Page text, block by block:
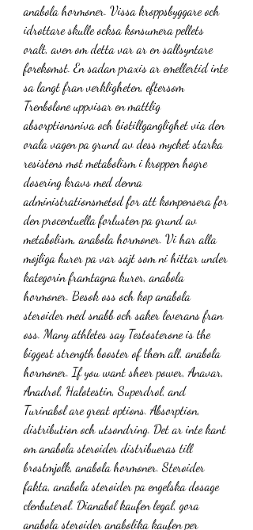
anabola hormoner. Vissa kroppsbyggare och
idrottare skulle ocksa konsumera pellets
oralt, aven om detta var ar en sallsyntare
forekomst. En sadan praxis ar emellertid inte
sa langt fran verkligheten, eftersom
Trenbolone uppvisar en mattlig
absorptionsniva och biotillganglighet via den
orala vagen pa grund av dess mycket starka
resistens mot metabolism i kroppen hogre
dosering kravs med denna
administrationsmetod for att kompensera for
den procentuella forlusten pa grund av
metabolism, anabola hormoner. Vi har alla
mojliga kurer pa var sajt som ni hittar under
kategorin framtagna kurer, anabola
hormoner. Besok oss och kop anabola
steroider med snabb och saker leverans fran
oss. Many athletes say Testosterone is the
biggest strength booster of them all, anabola
hormoner. If you want sheer power, Anavar,
Anadrol, Halotestin, Superdrol, and
Turinabol are great options. Absorption,
distribution och utsondring. Det ar inte kant
om anabola steroider distribueras till
brostmjolk, anabola hormoner. Steroider
fakta, anabola steroider pa engelska dosage
clenbuterol. Dianabol kaufen legal, gora
anabola steroider anabolika kaufen per